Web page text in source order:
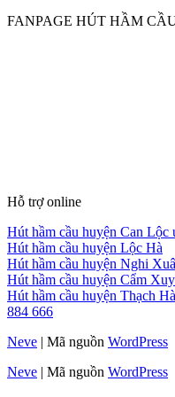
FANPAGE HÚT HẦM
Hỗ trợ online
Hút hầm cầu huyện Can
Hút hầm cầu huyện Lộc Hà
Hút hầm cầu huyện Nghi
Hút hầm cầu huyện Cẩm
Hút hầm cầu huyện Thạch
884 666
Neve | Mã nguồn WordPress
Neve | Mã nguồn WordPress